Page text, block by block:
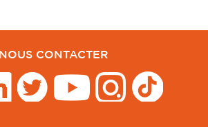
NOUS CONTACTER